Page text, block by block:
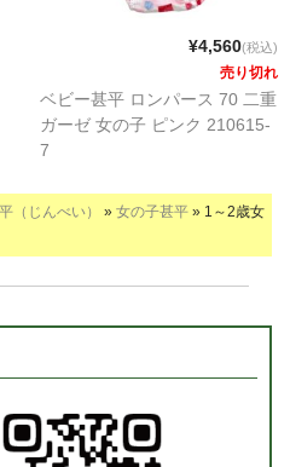
¥4,560(税込)
売り切れ
ベビー甚平 ロンパース 70 二重
ガーゼ 女の子 ピンク 210615-
7
（じんべい） » 女の子甚平 » 1～2歳女